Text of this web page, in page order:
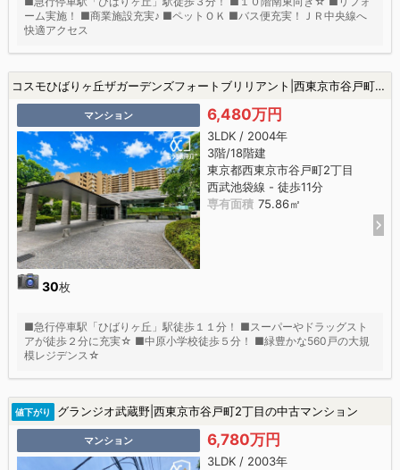
ーム実施！ ■商業施設充実♪ ■ペットＯＫ ■バス便充実！ＪＲ中央線へ
快適アクセス
コスモひばりヶ丘ザガーデンズフォートブリリアント|西東京市谷戸町2丁目の中古マンション
マンション
30枚
6,480万円
3LDK / 2004年
3階/18階建
東京都西東京市谷戸町2丁目
西武池袋線 - 徒歩11分
専有面積 75.86㎡
■急行停車駅「ひばりヶ丘」駅徒歩１１分！ ■スーパーやドラッグスト
アが徒歩２分に充実☆ ■中原小学校徒歩５分！ ■緑豊かな560戸の大規
模レジデンス☆
値下がり グランジオ武蔵野|西東京市谷戸町2丁目の中古マンション
マンション 6,780万円
3LDK / 2003年